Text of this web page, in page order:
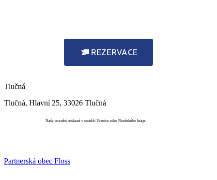
REZERVACE
Tlučná
Tlučná, Hlavní 25, 33026 Tlučná
Naše ocenění získané v soutěži Vesnice roku Plzeňského kraje.
Partnerská obec Floss